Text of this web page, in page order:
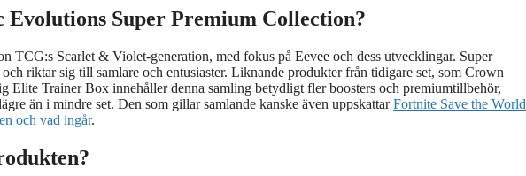
Super Premium Collection?
TCG:s Scarlet & Violet‑generation, med fokus på Eevee och dess utvecklingar. Super
riktar sig till samlare och entusiaster. Liknande produkter från tidigare set, som Crown
Elite Trainer Box innehåller denna samling betydligt fler boosters och premiumtillbehör,
än i mindre set. Den som gillar samlande kanske även uppskattarFortnite Save the World
och vad ingår.